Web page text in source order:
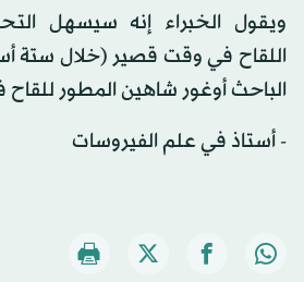
ويقول الخبراء إنه سيسهل
اللقاح في وقت قصير (خلال ستة
الباحث أوغور شاهين المطور للقاح
- أستاذ في علم الفيروسات